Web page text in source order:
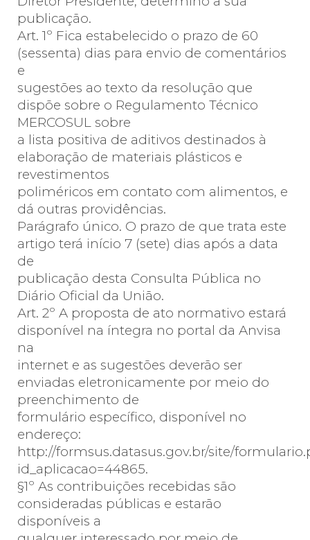
publicação.
Art. 1º Fica estabelecido o prazo de 60
(sessenta) dias para envio de comentários
e
sugestões ao texto da resolução que
dispõe sobre o Regulamento Técnico
MERCOSUL sobre
a lista positiva de aditivos destinados à
elaboração de materiais plásticos e
revestimentos
poliméricos em contato com alimentos, e
dá outras providências.
Parágrafo único. O prazo de que trata este
artigo terá início 7 (sete) dias após a data
de
publicação desta Consulta Pública no
Diário Oficial da União.
Art. 2º A proposta de ato normativo estará
disponível na íntegra no portal da Anvisa
na
internet e as sugestões deverão ser
enviadas eletronicamente por meio do
preenchimento de
formulário específico, disponível no
endereço:
http://formsus.datasus.gov.br/site/
id_aplicacao=44865.
§1º As contribuições recebidas são
consideradas públicas e estarão
disponíveis a